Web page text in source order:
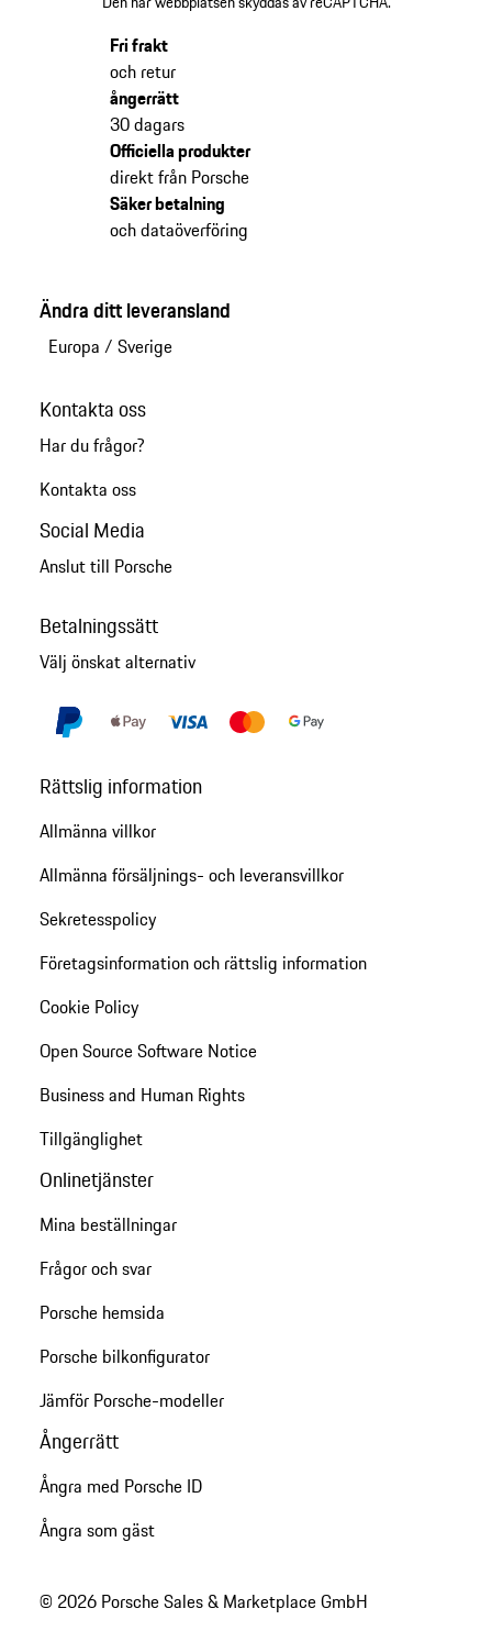
Fri frakt
och retur
ångerrätt
30 dagars
Officiella produkter
direkt från Porsche
Säker betalning
och dataöverföring
Ändra ditt leveransland
Europa / Sverige
Kontakta oss
Har du frågor?
Kontakta oss
Social Media
Anslut till Porsche
Betalningssätt
Välj önskat alternativ
Rättslig information
Allmänna villkor
Allmänna försäljnings- och leveransvillkor
Sekretesspolicy
Företagsinformation och rättslig information
Cookie Policy
Open Source Software Notice
Business and Human Rights
Tillgänglighet
Onlinetjänster
Mina beställningar
Frågor och svar
Porsche hemsida
Porsche bilkonfigurator
Jämför Porsche-modeller
Ångerrätt
Ångra med Porsche ID
Ångra som gäst
© 2026 Porsche Sales & Marketplace GmbH